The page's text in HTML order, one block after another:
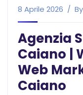
8 Aprile 2026 By
Agenzia
Caiano |
Web
Caiano